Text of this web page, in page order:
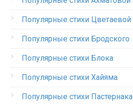
Популярные стихи Цветаевой
Популярные стихи Бродского
Популярные стихи Блока
Популярные стихи Хайяма
Популярные стихи Пастернака